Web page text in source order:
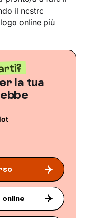
il nostro
online più
la tua